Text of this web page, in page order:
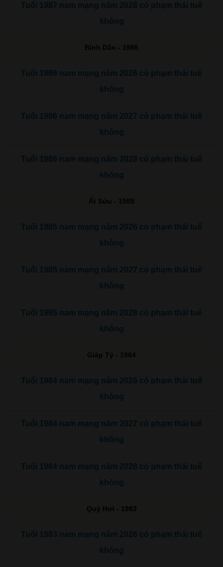
Tuổi 1987 nam mạng năm 2028 có phạm thái tuế
không
Bính Dần - 1986
Tuổi 1986 nam mạng năm 2026 có phạm thái tuế
không
Tuổi 1986 nam mạng năm 2027 có phạm thái tuế
không
Tuổi 1986 nam mạng năm 2028 có phạm thái tuế
không
Ất Sửu - 1985
Tuổi 1985 nam mạng năm 2026 có phạm thái tuế
không
Tuổi 1985 nam mạng năm 2027 có phạm thái tuế
không
Tuổi 1985 nam mạng năm 2028 có phạm thái tuế
không
Giáp Tý - 1984
Tuổi 1984 nam mạng năm 2026 có phạm thái tuế
không
Tuổi 1984 nam mạng năm 2027 có phạm thái tuế
không
Tuổi 1984 nam mạng năm 2028 có phạm thái tuế
không
Quý Hợi - 1983
Tuổi 1983 nam mạng năm 2026 có phạm thái tuế
không